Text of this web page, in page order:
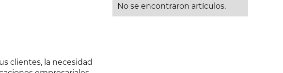
clientes, la necesidad
No se encontraron artículos.